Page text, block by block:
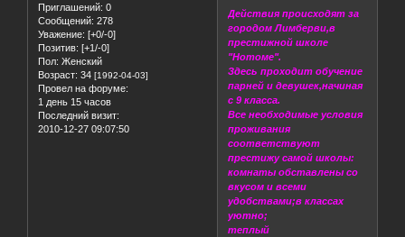
Приглашений: 0
Сообщений: 278
Уважение: [+0/-0]
Позитив: [+1/-0]
Пол: Женский
Возраст: 34 [1992-04-03]
Провел на форуме:
1 день 15 часов
Последний визит:
2010-12-27 09:07:50
Действия происходят за
городом Лимберви,в
престижной школе
"Нотоме".
Здесь проходит обучение
парней и девушек,начиная
с 9 класса.
Все необходимые условия
проживания
соответствуют
престижу самой школы:
комнаты обставлены со
вкусом и всеми
удобствами;в классах
уютно;
теплый